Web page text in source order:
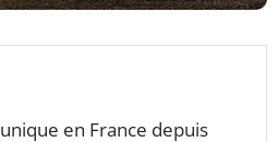
unique en France depuis